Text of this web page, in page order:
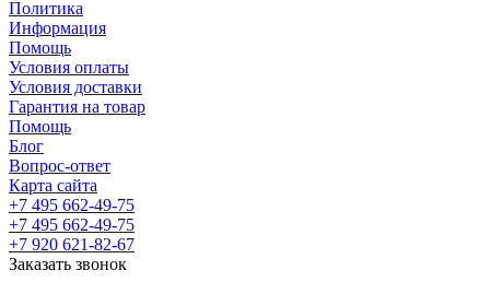
Политика
Информация
Помощь
Условия оплаты
Условия доставки
Гарантия на товар
Помощь
Блог
Вопрос-ответ
Карта сайта
+7 495 662-49-75
+7 495 662-49-75
+7 920 621-82-67
Заказать звонок